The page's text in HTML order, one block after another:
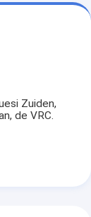
Zuiden,
de VRC.